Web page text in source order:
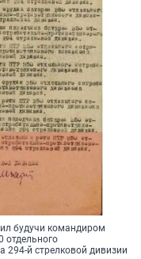
будучи командиром
отдельного
294-й стрелковой дивизии